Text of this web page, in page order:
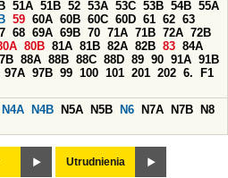
51A 51B 52 53A 53C 53B 54B 55A
59 60A 60B 60C 60D 61 62 63
68 69A 69B 70 71A 71B 72A 72B
80B 81A 81B 82A 82B 83 84A
88A 88B 88C 88D 89 90 91A 91B
97A 97B 99 100 101 201 202 6.
F1
N4A N4B N5A N5B N6 N7A N7B
N8
Utrudnienia